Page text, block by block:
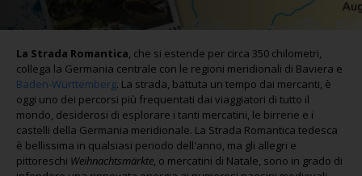
La Strada Romantica, che si estende per circa 350 chilometri,
collega la Germania centrale con le regioni meridionali di Baviera e
Baden-Württemberg. La strada, battuta un tempo dai mercanti, è
oggi uno dei percorsi più frequentati dai viaggiatori di tutto il
mondo, desiderosi di esplorare i tanti mercatini, le birrerie e i
castelli della Germania meridionale. La Strada Romantica tedesca
è bellissima in qualsiasi periodo dell'anno, ma gli allegri e
pittoreschi Weihnachtsmärkte, o mercatini di Natale, sono in grado di